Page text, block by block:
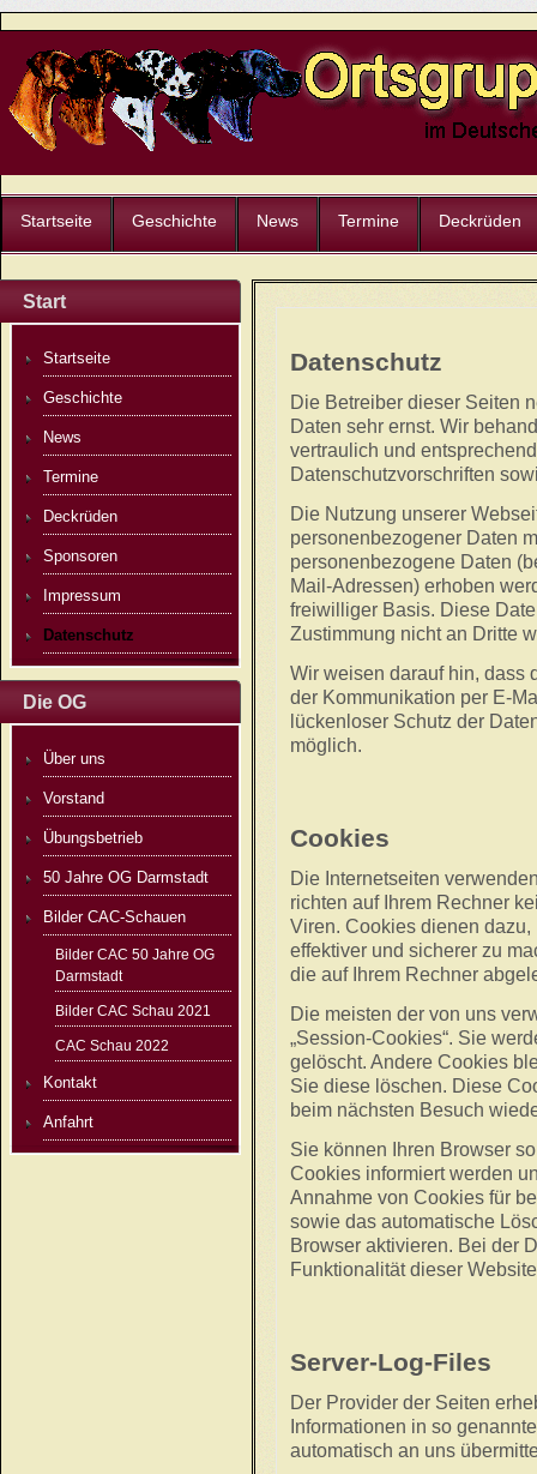
Startseite Geschichte News Termine Deckrüden
Start
Startseite
Geschichte
News
Termine
Deckrüden
Sponsoren
Impressum
Datenschutz
Die OG
Über uns
Vorstand
Übungsbetrieb
50 Jahre OG Darmstadt
Bilder CAC-Schauen
Bilder CAC 50 Jahre OG
Darmstadt
Bilder CAC Schau 2021
CAC Schau 2022
Kontakt
Anfahrt
Datenschutz
Die Betreiber dieser Seiten
Daten sehr ernst. Wir
vertraulich und
Datenschutzvorschriften
Die Nutzung unserer
personenbezogener Daten
personenbezogene Daten
Mail-Adressen) erhoben
freiwilliger Basis. Diese
Zustimmung nicht an Dritte
Wir weisen darauf hin, dass
der Kommunikation per E-
lückenloser Schutz der
möglich.
Cookies
Die Internetseiten
richten auf Ihrem Rechner
Viren. Cookies dienen
effektiver und sicherer zu
die auf Ihrem Rechner
Die meisten der von uns
„Session-Cookies“. Sie
gelöscht. Andere Cookies
Sie diese löschen. Diese
beim nächsten Besuch
Sie können Ihren Browser
Cookies informiert werden
Annahme von Cookies für
sowie das automatische
Browser aktivieren. Bei der
Funktionalität dieser
Server-Log-Files
Der Provider der Seiten
Informationen in so
automatisch an uns